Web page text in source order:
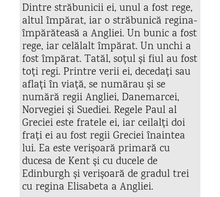
Dintre străbunicii ei, unul a fost rege,
altul împărat, iar o străbunică regina-
împărăteasă a Angliei. Un bunic a fost
rege, iar celălalt împărat. Un unchi a
fost împărat. Tatăl, soțul și fiul au fost
toți regi. Printre verii ei, decedați sau
aflați în viață, se numărau și se
numără regii Angliei, Danemarcei,
Norvegiei și Suediei. Regele Paul al
Greciei este fratele ei, iar ceilalți doi
frați ei au fost regii Greciei înaintea
lui. Ea este verișoară primară cu
ducesa de Kent și cu ducele de
Edinburgh și verișoară de gradul trei
cu regina Elisabeta a Angliei.